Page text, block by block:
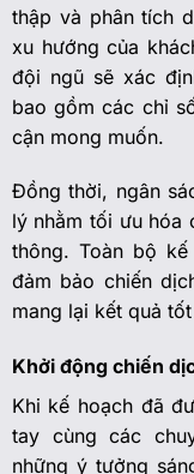
thập và phân tích
xu hướng của
đội ngũ sẽ xác
bao gồm các chỉ
cận mong muốn.
Đồng thời, ngân
lý nhằm tối ưu hóa
thông. Toàn bộ
đảm bảo chiến
mang lại kết quả
Khởi động chiến
Khi kế hoạch đã
tay cùng các
những ý tưởng